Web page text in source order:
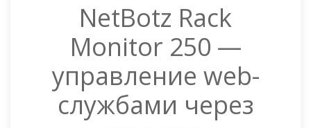
NetBotz Rack
Monitor 250 —
управление web-
службами через